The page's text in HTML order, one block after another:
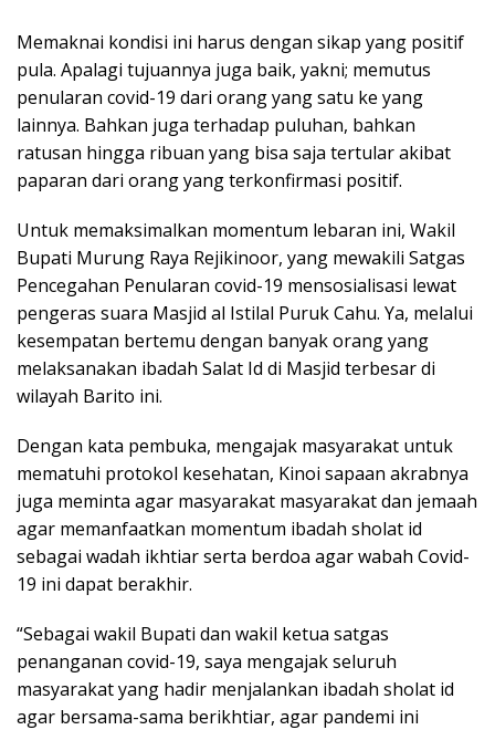
Memaknai kondisi ini harus dengan sikap yang positif
pula. Apalagi tujuannya juga baik, yakni; memutus
penularan covid-19 dari orang yang satu ke yang
lainnya. Bahkan juga terhadap puluhan, bahkan
ratusan hingga ribuan yang bisa saja tertular akibat
paparan dari orang yang terkonfirmasi positif.
Untuk memaksimalkan momentum lebaran ini, Wakil
Bupati Murung Raya Rejikinoor, yang mewakili Satgas
Pencegahan Penularan covid-19 mensosialisasi lewat
pengeras suara Masjid al Istilal Puruk Cahu. Ya, melalui
kesempatan bertemu dengan banyak orang yang
melaksanakan ibadah Salat Id di Masjid terbesar di
wilayah Barito ini.
Dengan kata pembuka, mengajak masyarakat untuk
mematuhi protokol kesehatan, Kinoi sapaan akrabnya
juga meminta agar masyarakat masyarakat dan jemaah
agar memanfaatkan momentum ibadah sholat id
sebagai wadah ikhtiar serta berdoa agar wabah Covid-
19 ini dapat berakhir.
“Sebagai wakil Bupati dan wakil ketua satgas
penanganan covid-19, saya mengajak seluruh
masyarakat yang hadir menjalankan ibadah sholat id
agar bersama-sama berikhtiar, agar pandemi ini